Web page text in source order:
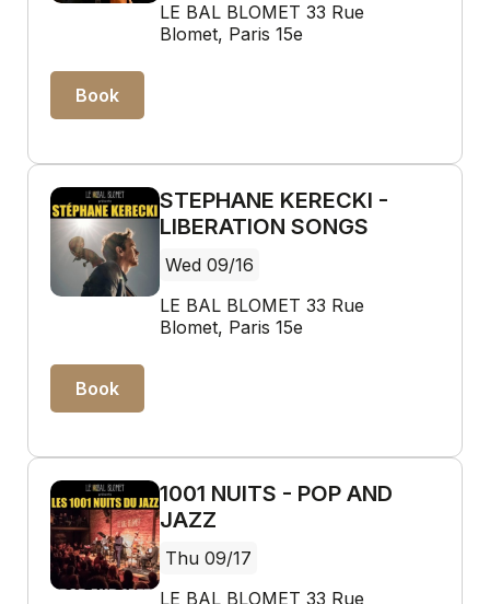
LE BAL BLOMET 33 Rue
Blomet, Paris 15e
Book
STEPHANE KERECKI -
LIBERATION SONGS
Wed 09/16
LE BAL BLOMET 33 Rue
Blomet, Paris 15e
Book
1001 NUITS - POP AND
JAZZ
Thu 09/17
LE BAL BLOMET 33 Rue